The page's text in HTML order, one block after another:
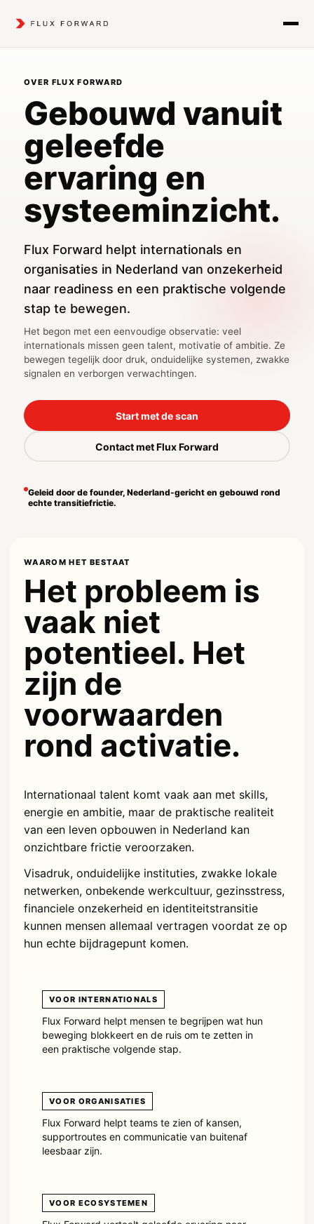
OVER FLUX FORWARD
Gebouwd vanuit
geleefde
ervaring en
systeeminzicht.
Flux Forward helpt internationals en
organisaties in Nederland van onzekerheid
naar readiness en een praktische volgende
stap te bewegen.
Het begon met een eenvoudige observatie: veel
internationals missen geen talent, motivatie of ambitie. Ze
bewegen tegelijk door druk, onduidelijke systemen, zwakke
signalen en verborgen verwachtingen.
Start met de scan
Contact met Flux Forward
Geleid door de founder, Nederland-gericht en gebouwd rond
echte transitiefrictie.
WAAROM HET BESTAAT
Het probleem is
vaak niet
potentieel. Het
zijn de
voorwaarden
rond activatie.
Internationaal talent komt vaak aan met skills,
energie en ambitie, maar de praktische realiteit
van een leven opbouwen in Nederland kan
onzichtbare frictie veroorzaken.
Visadruk, onduidelijke instituties, zwakke lokale
netwerken, onbekende werkcultuur, gezinsstress,
financiele onzekerheid en identiteitstransitie
kunnen mensen allemaal vertragen voordat ze op
hun echte bijdragepunt komen.
VOOR INTERNATIONALS
Flux Forward helpt mensen te begrijpen wat hun
beweging blokkeert en de ruis om te zetten in
een praktische volgende stap.
VOOR ORGANISATIES
Flux Forward helpt teams te zien of kansen,
supportroutes en communicatie van buitenaf
leesbaar zijn.
VOOR ECOSYSTEMEN